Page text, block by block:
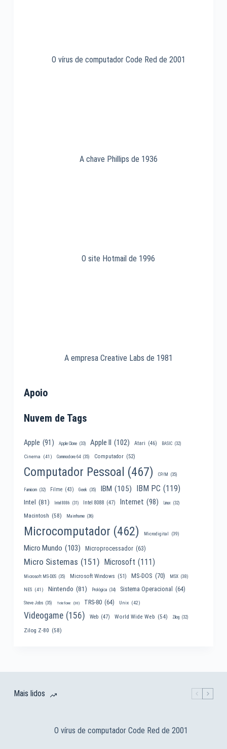
O vírus de computador Code Red de 2001
A chave Phillips de 1936
O site Hotmail de 1996
A empresa Creative Labs de 1981
Apoio
Nuvem de Tags
Apple (91) Apple Clone (33) Apple II (102) Atari (46) BASIC (32)
Cinema (41) Commodore 64 (35) Computador (52)
Computador Pessoal (467) CP/M (35)
Famicom (32) Filme (43) Geek (35) IBM (105) IBM PC (119)
Intel (81) Intel 8086 (31) Intel 8088 (47) Internet (98) Linux (32)
Macintosh (58) Mainframe (36)
Microcomputador (462) Microdigital (39)
Micro Mundo (103) Microprocessador (63)
Micro Sistemas (151) Microsoft (111)
Microsoft MS-DOS (35) Microsoft Windows (51) MS-DOS (70) MSX (38)
NES (41) Nintendo (81) Prológica (34) Sistema Operacional (64)
Steve Jobs (35) Telefone (30) TRS-80 (64) Unix (42)
Videogame (156) Web (47) World Wide Web (54) Zilog (32)
Zilog Z-80 (58)
Mais lidos
O vírus de computador Code Red de 2001